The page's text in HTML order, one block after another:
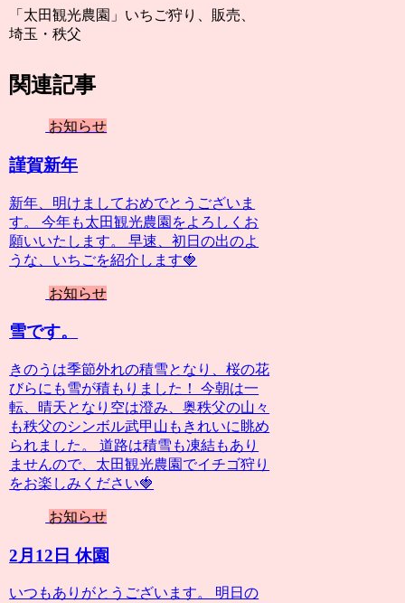
「太田観光農園」いちご狩り、販売、
埼玉・秩父
関連記事
お知らせ
謹賀新年
新年、明けましておめでとうございま
す。 今年も太田観光農園をよろしくお
願いいたします。 早速、初日の出のよ
うな、いちごを紹介します🍓
お知らせ
雪です。
きのうは季節外れの積雪となり、桜の花
びらにも雪が積もりました！ 今朝は一
転、晴天となり空は澄み、奥秩父の山々
も秩父のシンボル武甲山もきれいに眺め
られました。 道路は積雪も凍結もあり
ませんので、太田観光農園でイチゴ狩り
をお楽しみください🍓
お知らせ
2月12日 休園
いつもありがとうございます。 明日の